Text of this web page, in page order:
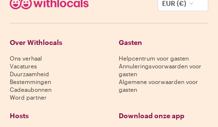
EUR (€)
Over Withlocals
Ons verhaal
Vacatures
Duurzaamheid
Bestemmingen
Cadeaubonnen
Word partner
Gasten
Helpcentrum voor gasten
Annuleringsvoorwaarden voor
gasten
Algemene voorwaarden voor
gasten
Hosts Download onze app